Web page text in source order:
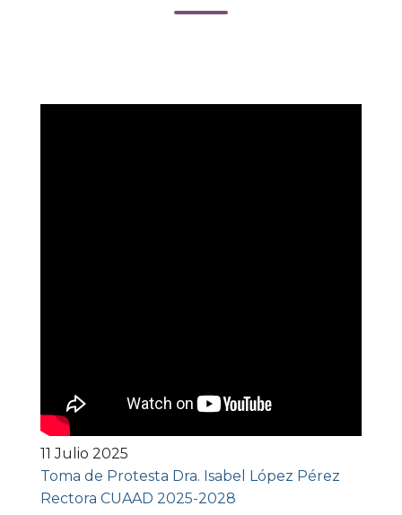
11 Julio 2025
Toma de Protesta Dra. Isabel López Pérez
Rectora CUAAD 2025-2028